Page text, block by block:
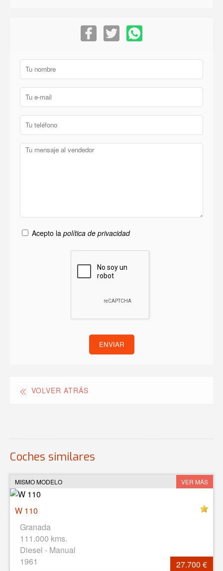
Acepto la política de privacidad
ENVIAR
VOLVER ATRÁS
Coches similares
MISMO MODELO VER MÁS
W 110
Granada
111.000 kms.
Diesel - Manual
1961
27.700 €